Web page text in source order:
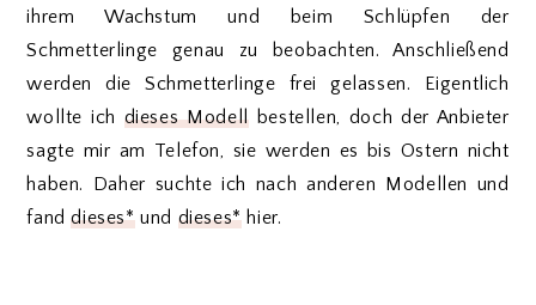
ihrem Wachstum und beim Schlüpfen der
Schmetterlinge genau zu beobachten. Anschließend
werden die Schmetterlinge frei gelassen. Eigentlich
wollte ich dieses Modellbestellen, doch der Anbieter
sagte mir am Telefon, sie werden es bis Ostern nicht
haben. Daher suchte ich nach anderen Modellen und
fanddieses*und dieses*hier.